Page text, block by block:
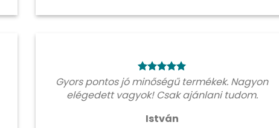
Gyors pontos jó minőségű termékek. Nagyon
elégedett vagyok! Csak ajánlani tudom.
István